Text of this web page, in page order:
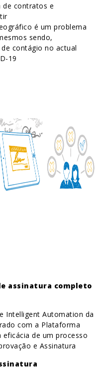
de contratos e
é um problema
sendo,
contágio no actual
19
assinatura completo
Intelligent Automation da
com a Plataforma
de um processo
e Assinatura